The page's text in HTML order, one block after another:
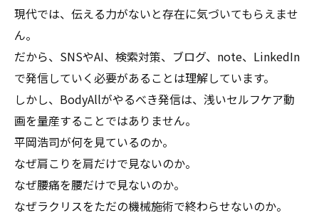
現代では、伝える力がないと存在に気づいてもらえませ
ん。
だから、SNSやAI、検索対策、ブログ、note、LinkedIn
で発信していく必要があることは理解しています。
しかし、BodyAllがやるべき発信は、浅いセルフケア動
画を量産することではありません。
平岡浩司が何を見ているのか。
なぜ肩こりを肩だけで見ないのか。
なぜ腰痛を腰だけで見ないのか。
なぜラクリスをただの機械施術で終わらせないのか。